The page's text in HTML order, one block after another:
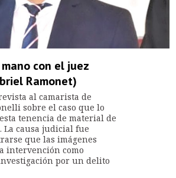
con el juez
Ramonet)
al camarista de
sobre el caso que lo
tenencia de material de
causa judicial fue
que las imágenes
intervención como
por un delito